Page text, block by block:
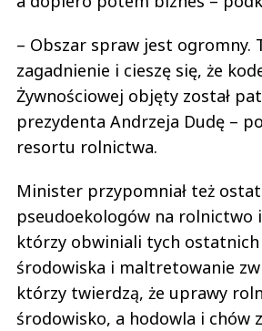
– Obszar spraw jest ogromny.
zagadnienie i cieszę się, że
Żywnościowej objęty został
prezydenta Andrzeja Dudę –
resortu rolnictwa.
Minister przypomniał też
pseudoekologów na rolnictwo
którzy obwiniali tych ostatnich
środowiska i maltretowanie
którzy twierdzą, że uprawy
środowisko, a hodowla i chów